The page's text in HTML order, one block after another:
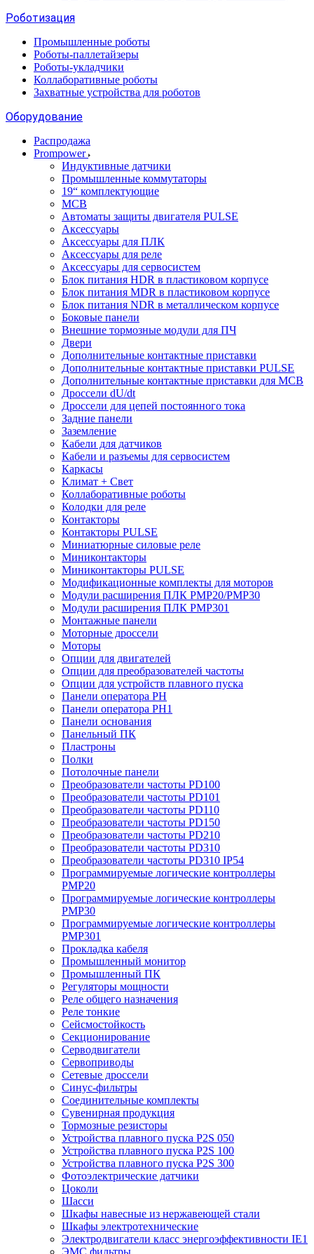
Роботизация
Промышленные роботы
Роботы-паллетайзеры
Роботы-укладчики
Коллаборативные роботы
Захватные устройства для роботов
Оборудование
Распродажа
Prompower
Индуктивные датчики
Промышленные коммутаторы
19“ комплектующие
MCB
Автоматы защиты двигателя PULSE
Аксессуары
Аксессуары для ПЛК
Аксессуары для реле
Аксессуары для сервосистем
Блок питания HDR в пластиковом корпусе
Блок питания MDR в пластиковом корпусе
Блок питания NDR в металлическом корпусе
Боковые панели
Внешние тормозные модули для ПЧ
Двери
Дополнительные контактные приставки
Дополнительные контактные приставки PULSE
Дополнительные контактные приставки для MCB
Дроссели dU/dt
Дроссели для цепей постоянного тока
Задние панели
Заземление
Кабели для датчиков
Кабели и разъемы для сервосистем
Каркасы
Климат + Свет
Коллаборативные роботы
Колодки для реле
Контакторы
Контакторы PULSE
Миниатюрные силовые реле
Миниконтакторы
Миниконтакторы PULSE
Модификационные комплекты для моторов
Модули расширения ПЛК PMP20/PMP30
Модули расширения ПЛК PMP301
Монтажные панели
Моторные дроссели
Моторы
Опции для двигателей
Опции для преобразователей частоты
Опции для устройств плавного пуска
Панели оператора PH
Панели оператора PH1
Панели основания
Панельный ПК
Пластроны
Полки
Потолочные панели
Преобразователи частоты PD100
Преобразователи частоты PD101
Преобразователи частоты PD110
Преобразователи частоты PD150
Преобразователи частоты PD210
Преобразователи частоты PD310
Преобразователи частоты PD310 IP54
Программируемые логические контроллеры
PMP20
Программируемые логические контроллеры
PMP30
Программируемые логические контроллеры
PMP301
Прокладка кабеля
Промышленный монитор
Промышленный ПК
Регуляторы мощности
Реле общего назначения
Реле тонкие
Сейсмостойкость
Секционирование
Серводвигатели
Сервоприводы
Сетевые дроссели
Синус-фильтры
Соединительные комплекты
Сувенирная продукция
Тормозные резисторы
Устройства плавного пуска P2S 050
Устройства плавного пуска P2S 100
Устройства плавного пуска P2S 300
Фотоэлектрические датчики
Цоколи
Шасси
Шкафы навесные из нержавеющей стали
Шкафы электротехнические
Электродвигатели класс энергоэффективности IE1
ЭМС фильтры